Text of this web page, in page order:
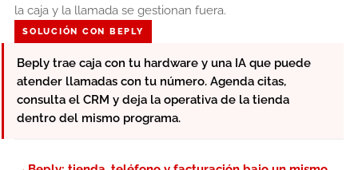
la caja y la llamada se gestionan fuera.
SOLUCIÓN CON BEPLY
Beply trae caja con tu hardware y una IA que puede
atender llamadas con tu número. Agenda citas,
consulta el CRM y deja la operativa de la tienda
dentro del mismo programa.